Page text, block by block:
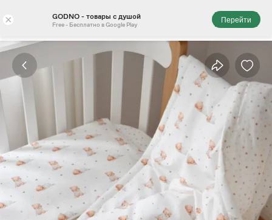
× GODNO - товары с душой
Free - Бесплатно в Google Play
Перейти